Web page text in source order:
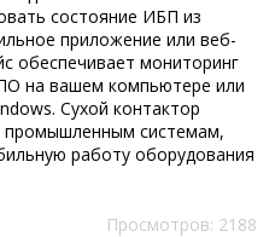
состояние ИБП из
приложение или веб-
обеспечивает мониторинг
на вашем компьютере или
Cухой контактор
системам,
работу оборудования
Просмотров: 2188